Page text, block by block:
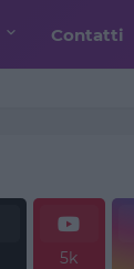
Contatti
5k